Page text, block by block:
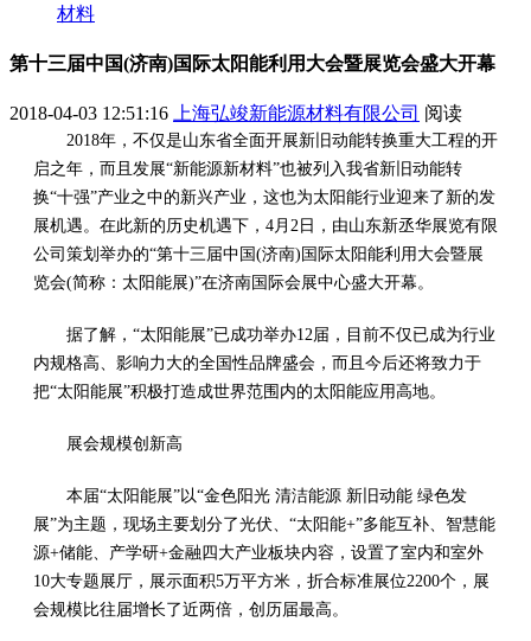
材料
第十三届中国(济南)国际太阳能利用大会暨展览会盛大开幕
2018-04-03 12:51:16 上海弘竣新能源材料有限公司 阅读
2018年，不仅是山东省全面开展新旧动能转换重大工程的开
启之年，而且发展“新能源新材料”也被列入我省新旧动能转
换“十强”产业之中的新兴产业，这也为太阳能行业迎来了新的发
展机遇。在此新的历史机遇下，4月2日，由山东新丞华展览有限
公司策划举办的“第十三届中国(济南)国际太阳能利用大会暨展
览会(简称：太阳能展)”在济南国际会展中心盛大开幕。
据了解，“太阳能展”已成功举办12届，目前不仅已成为行业
内规格高、影响力大的全国性品牌盛会，而且今后还将致力于
把“太阳能展”积极打造成世界范围内的太阳能应用高地。
展会规模创新高
本届“太阳能展”以“金色阳光 清洁能源 新旧动能 绿色发
展”为主题，现场主要划分了光伏、“太阳能+”多能互补、智慧能
源+储能、产学研+金融四大产业板块内容，设置了室内和室外
10大专题展厅，展示面积5万平方米，折合标准展位2200个，展
会规模比往届增长了近两倍，创历届最高。